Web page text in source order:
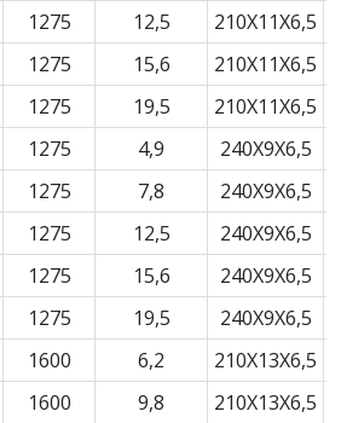
1275 12,5
210X11X6,5
1275 15,6
210X11X6,5
1275 19,5
210X11X6,5
1275 4,9
240X9X6,5
1275 7,8
240X9X6,5
1275 12,5
240X9X6,5
1275 15,6
240X9X6,5
1275 19,5
240X9X6,5
1600 6,2
210X13X6,5
1600 9,8 210X13X6,5